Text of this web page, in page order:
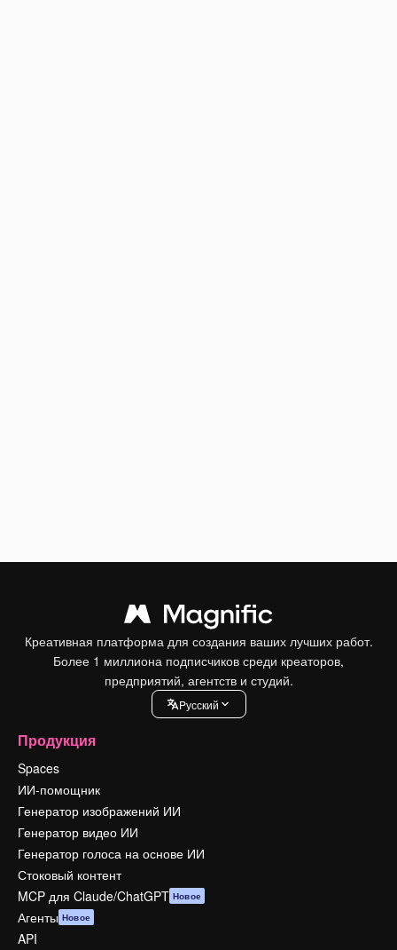
Креативная платформа для создания ваших лучших работ.
Более 1 миллиона подписчиков среди креаторов,
предприятий, агентств и студий.
Pусский
Продукция
Spaces
ИИ-помощник
Генератор изображений ИИ
Генератор видео ИИ
Генератор голоса на основе ИИ
Стоковый контент
MCP для Claude/ChatGPT Новое
Агенты Новое
API